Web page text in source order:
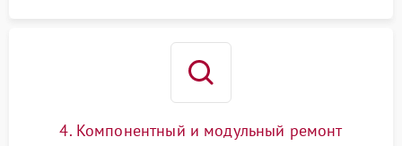
4. Компонентный и модульный ремонт